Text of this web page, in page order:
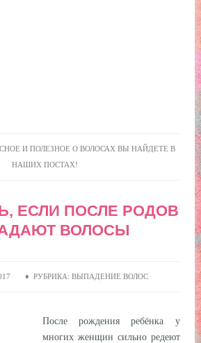
И ПОЛЕЗНОЕ О ВОЛОСАХ ВЫ НАЙДЕТЕ В
НАШИХ ПОСТАХ!
ЕСЛИ ПОСЛЕ РОДОВ
ВОЛОСЫ
♦ РУБРИКА: ВЫПАДЕНИЕ ВОЛОС
После рождения ребёнка у
многих женщин сильно редеют